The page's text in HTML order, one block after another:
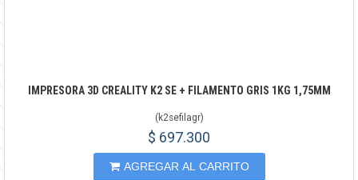
IMPRESORA 3D CREALITY K2 SE + FILAMENTO GRIS 1KG 1,75MM
(k2sefilagr)
$ 697.300
AGREGAR AL CARRITO